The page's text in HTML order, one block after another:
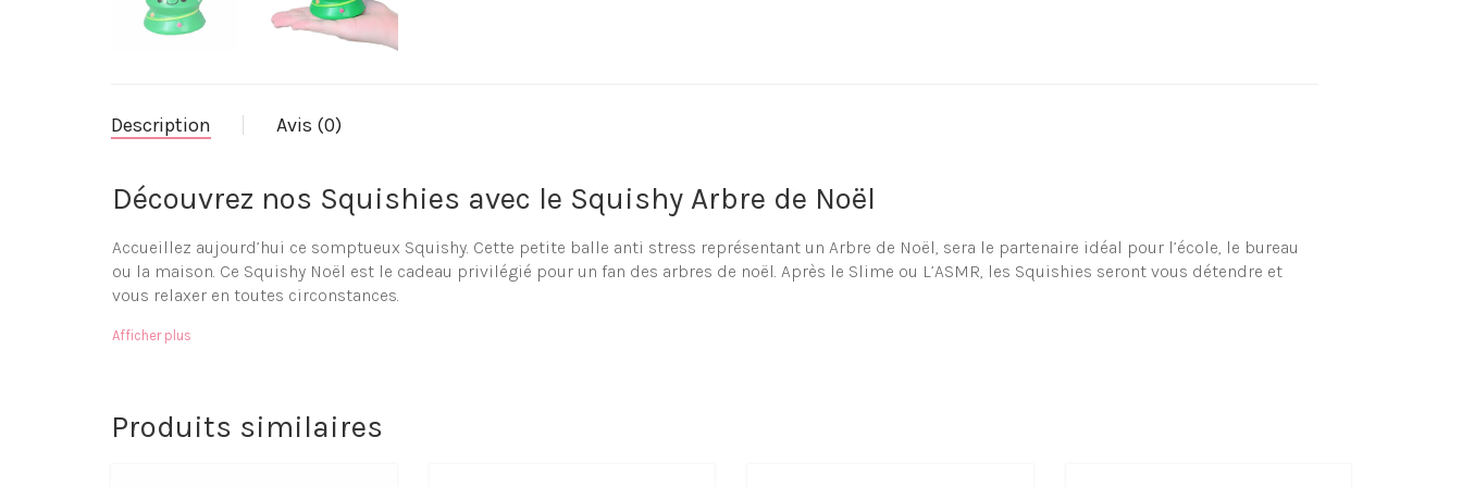
Description Avis (0)
Découvrez nos Squishies avec le Squishy Arbre de Noël
Accueillez aujourd’hui ce somptueux Squishy. Cette petite balle anti stress représentant un Arbre de Noël, sera le partenaire idéal pour l’école, le bureau
ou la maison. Ce Squishy Noël est le cadeau privilégié pour un fan des arbres de noël. Après le Slime ou L’ASMR, les Squishies seront vous détendre et
vous relaxer en toutes circonstances.
Matière à mémoire de forme
Moelleux et doux
Paiement sécurisé
Afficher plus
Produits similaires